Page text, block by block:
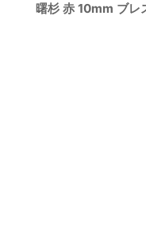
曙杉 赤 10mm ブレ